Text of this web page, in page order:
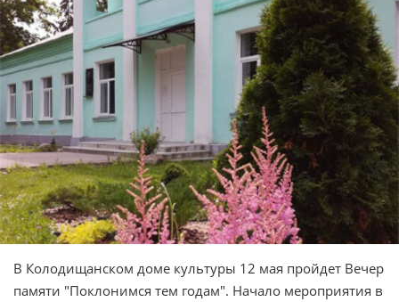
В Колодищанском доме культуры 12 мая пройдет Вечер
памяти "Поклонимся тем годам". Начало мероприятия в